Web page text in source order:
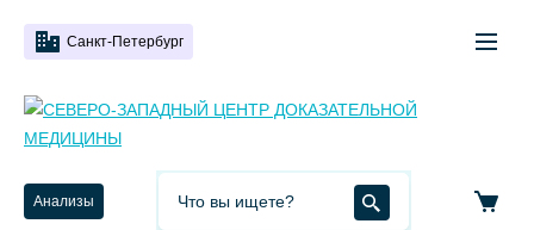
Санкт-Петербург
Анализы